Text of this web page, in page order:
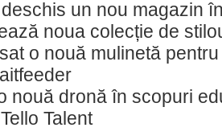
un nou magazin
noua colecție de
o nouă mulinetă
nouă dronă în scopuri
Talent